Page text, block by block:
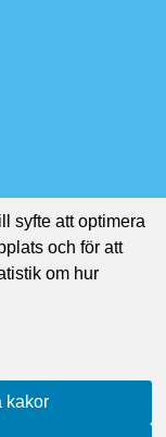
syfte att optimera
och för att
om hur
kakor